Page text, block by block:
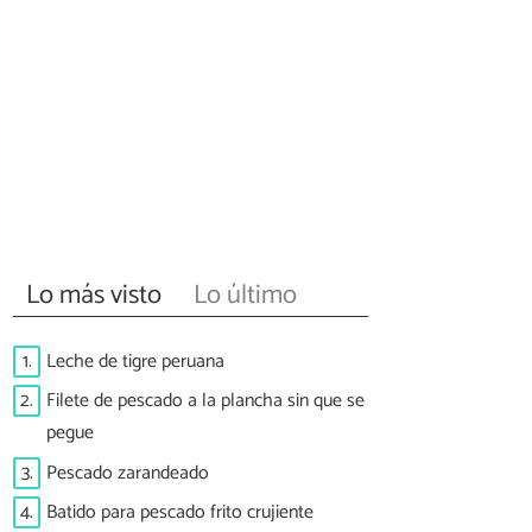
Lo más visto Lo último
1. Leche de tigre peruana
2. Filete de pescado a la plancha sin que se
pegue
3. Pescado zarandeado
4. Batido para pescado frito crujiente